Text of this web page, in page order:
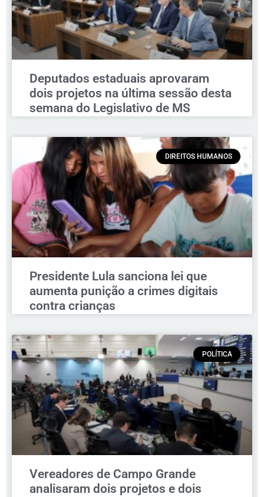
Deputados estaduais aprovaram
dois projetos na última sessão desta
semana do Legislativo de MS
DIREITOS HUMANOS
Presidente Lula sanciona lei que
aumenta punição a crimes digitais
contra crianças
POLÍTICA
Vereadores de Campo Grande
analisaram dois projetos e dois